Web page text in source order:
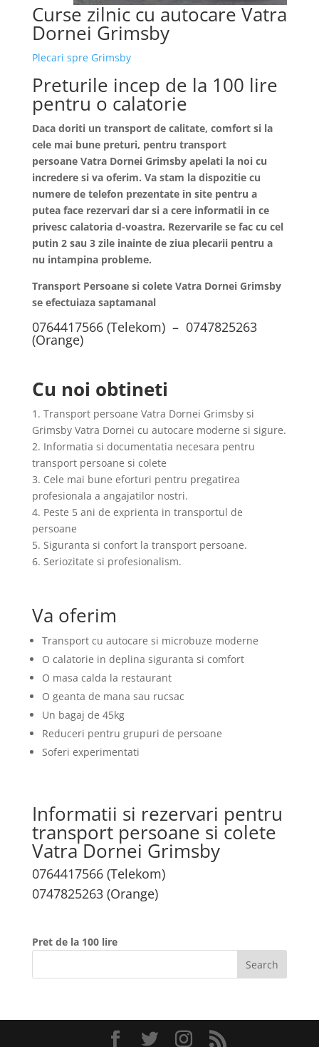
Curse zilnic cu autocare Vatra
Dornei Grimsby
Plecari spre Grimsby
Preturile incep de la 100 lire
pentru o calatorie
Daca doriti un transport de calitate, comfort si la
cele mai bune preturi, pentru transport
persoane Vatra Dornei Grimsby apelati la noi cu
incredere si va oferim. Va stam la dispozitie cu
numere de telefon prezentate in site pentru a
putea face rezervari dar si a cere informatii in ce
privesc calatoria d-voastra. Rezervarile se fac cu cel
putin 2 sau 3 zile inainte de ziua plecarii pentru a
nu intampina probleme.
Transport Persoane si colete Vatra Dornei Grimsby
se efectuiaza saptamanal
0764417566 (Telekom) – 0747825263
(Orange)
Cu noi obtineti
1. Transport persoane Vatra Dornei Grimsby si
Grimsby Vatra Dornei cu autocare moderne si sigure.
2. Informatia si documentatia necesara pentru
transport persoane si colete
3. Cele mai bune eforturi pentru pregatirea
profesionala a angajatilor nostri.
4. Peste 5 ani de exprienta in transportul de
persoane
5. Siguranta si confort la transport persoane.
6. Seriozitate si profesionalism.
Va oferim
Transport cu autocare si microbuze moderne
O calatorie in deplina siguranta si comfort
O masa calda la restaurant
O geanta de mana sau rucsac
Un bagaj de 45kg
Reduceri pentru grupuri de persoane
Soferi experimentati
Informatii si rezervari pentru
transport persoane si colete
Vatra Dornei Grimsby
0764417566 (Telekom)
0747825263 (Orange)
Pret de la 100 lire